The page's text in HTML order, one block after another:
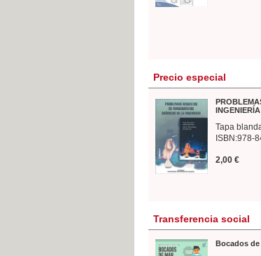
Precio especial
INGENIERÍA
Tapa
ISBN:978-
2,00 €
Transferencia social
Bocados